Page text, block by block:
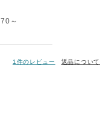
～
1件のレビュー 返品について